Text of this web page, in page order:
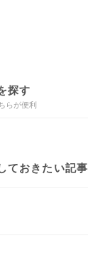
探す
らが便利
ておきたい記事